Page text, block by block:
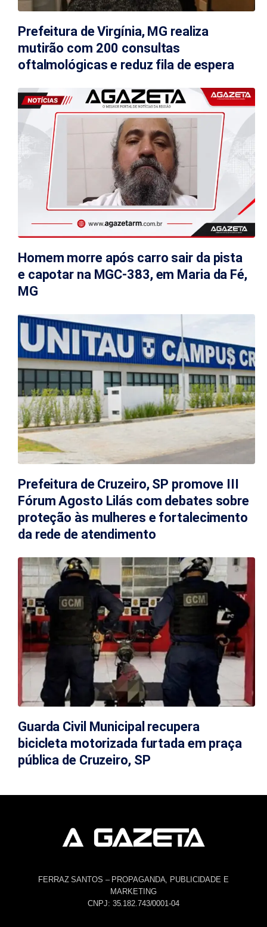
Prefeitura de Virgínia, MG realiza
mutirão com 200 consultas
oftalmológicas e reduz fila de espera
Homem morre após carro sair da pista
e capotar na MGC-383, em Maria da Fé,
MG
Prefeitura de Cruzeiro, SP promove III
Fórum Agosto Lilás com debates sobre
proteção às mulheres e fortalecimento
da rede de atendimento
Guarda Civil Municipal recupera
bicicleta motorizada furtada em praça
pública de Cruzeiro, SP
FERRAZ SANTOS – PROPAGANDA, PUBLICIDADE E
MARKETING
CNPJ: 35.182.743/0001-04